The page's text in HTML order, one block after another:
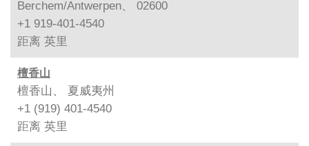
Berchem/Antwerpen、 02600
+1 919-401-4540
距离 英里
檀香山
檀香山、 夏威夷州
+1 (919) 401-4540
距离 英里